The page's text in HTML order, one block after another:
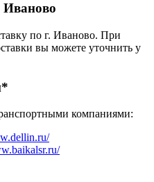
Иваново
по г. Иваново. При
вы можете уточнить у
компаниями: